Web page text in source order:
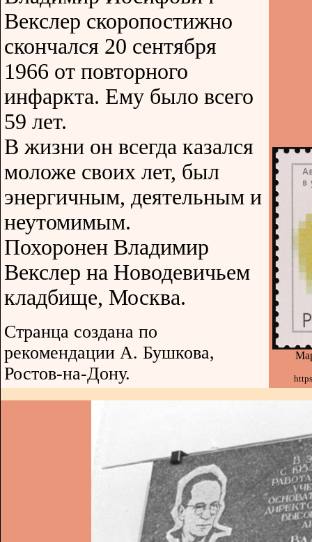
Векслер скоропостижно
скончался 20 сентября
1966 от повторного
инфаркта. Ему было всего
59 лет.
В жизни он всегда казался
моложе своих лет, был
энергичным, деятельным и
неутомимым.
Похоронен Владимир
Векслер на Новодевичьем
кладбище, Москва.
Странца создана по
рекомендации А. Бушкова,
Ростов-на-Дону.